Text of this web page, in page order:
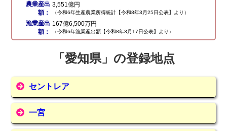
農業産出
額：
3,551億円
（令和6年生産農業所得統計【令和8年3月25日公表】より）
漁業産出
額：
167億6,500万円
（令和6年漁業産出額【令和8年3月17日公表】より）
「愛知県」の登録地点
セントレア
一宮